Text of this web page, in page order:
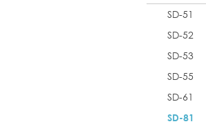
SD-51
SD-52
SD-53
SD-55
SD-61
SD-81